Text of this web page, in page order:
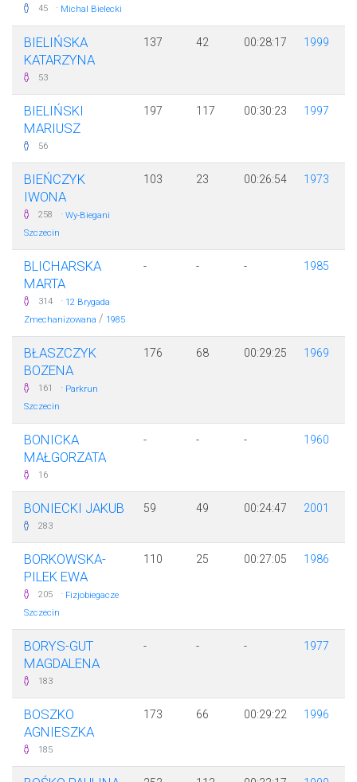
45 · Michal Bielecki
BIELIŃSKA
KATARZYNA
53
137 42 00:28:17 1999
BIELIŃSKI
MARIUSZ
56
197 117 00:30:23 1997
BIEŃCZYK
IWONA
258 · Wy-Biegani
Szczecin
103 23 00:26:54 1973
BLICHARSKA
MARTA
314 · 12 Brygada
Zmechanizowana / 1985
- - - 1985
BŁASZCZYK
BOZENA
161 · Parkrun
Szczecin
176 68 00:29:25 1969
BONICKA
MAŁGORZATA
16
- - - 1960
BONIECKI JAKUB
283
59 49 00:24:47 2001
BORKOWSKA-
PILEK EWA
205 · Fizjobiegacze
Szczecin
110 25 00:27:05 1986
BORYS-GUT
MAGDALENA
183
- - - 1977
BOSZKO
AGNIESZKA
185
173 66 00:29:22 1996